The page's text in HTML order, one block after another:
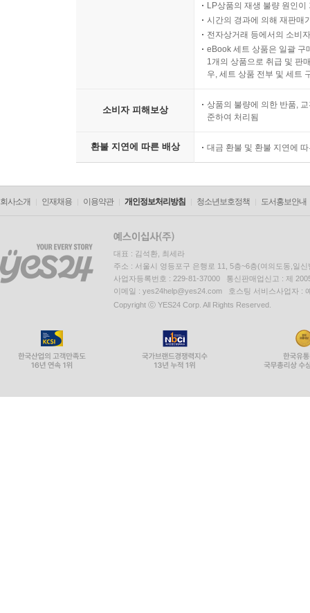
LP상품의 재생 불량 원인
시간의 경과에 의해 재판매
전자상거래 등에서의 소비
eBook 세트 상품은 일괄 구
1개의 상품으로 취급 및 판
우, 세트 상품 전부 및 세트
소비자 피해보상
상품의 불량에 의한 반품,
준하여 처리됨
환불 지연에 따른 배상 대금 환불 및 환불 지연에
회사소개 인재채용 이용약관 개인정보처리방침 청소년보호정책 도서홍보안내
대표 : 김석환, 최세라
주소 : 서울시 영등포구 은행로 11, 5층~6층(여의도동,일신
사업자등록번호 : 229-81-37000 통신판매업신고 : 제
이메일 : yes24help@yes24.com 호스팅 서비스사업자 :
Copyright ⓒ YES24 Corp. All Rights Reserved.